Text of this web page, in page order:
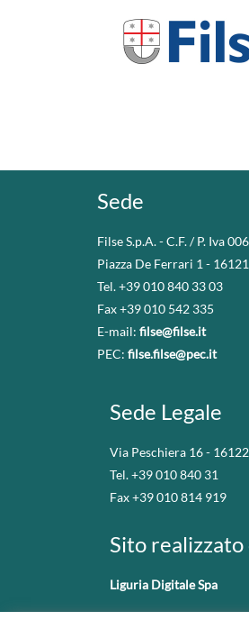
Sede
Filse S.p.A. - C.F. / P. Iva
Piazza De Ferrari 1 -
Tel. +39 010 840 33 03
Fax +39 010 542 335
E-mail: filse@filse.it
PEC: filse.filse@pec.it
Sede Legale
Via Peschiera 16 -
Tel. +39 010 840 31
Fax +39 010 814 919
Sito realizzato
Liguria Digitale Spa